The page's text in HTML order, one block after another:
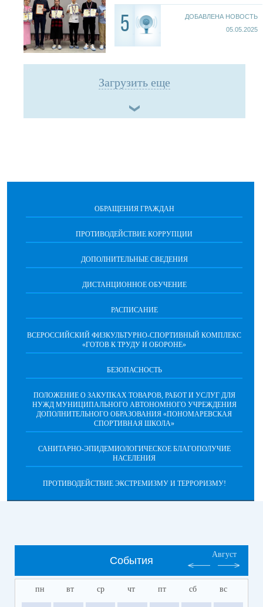
5
ДОБАВЛЕНА НОВОСТЬ
05.05.2025
Загрузить еще
ОБРАЩЕНИЯ ГРАЖДАН
ПРОТИВОДЕЙСТВИЕ КОРРУПЦИИ
ДОПОЛНИТЕЛЬНЫЕ СВЕДЕНИЯ
ДИСТАНЦИОННОЕ ОБУЧЕНИЕ
РАСПИСАНИЕ
ВСЕРОССИЙСКИЙ ФИЗКУЛЬТУРНО-СПОРТИВНЫЙ КОМПЛЕКС
«ГОТОВ К ТРУДУ И ОБОРОНЕ»
БЕЗОПАСНОСТЬ
ПОЛОЖЕНИЕ О ЗАКУПКАХ ТОВАРОВ, РАБОТ И УСЛУГ ДЛЯ
НУЖД МУНИЦИПАЛЬНОГО АВТОНОМНОГО УЧРЕЖДЕНИЯ
ДОПОЛНИТЕЛЬНОГО ОБРАЗОВАНИЯ «ПОНОМАРЕВСКАЯ
СПОРТИВНАЯ ШКОЛА»
САНИТАРНО-ЭПИДЕМИОЛОГИЧЕСКОЕ БЛАГОПОЛУЧИЕ
НАСЕЛЕНИЯ
ПРОТИВОДЕЙСТВИЕ ЭКСТРЕМИЗМУ И ТЕРРОРИЗМУ!
События
Август
пн вт ср чт пт сб вс